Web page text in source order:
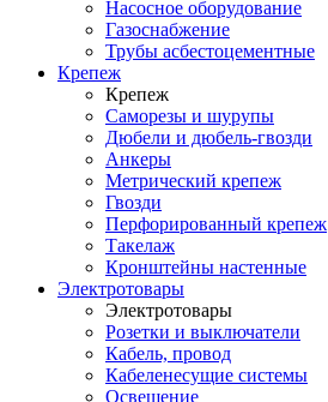
Насосное оборудование
Газоснабжение
Трубы асбестоцементные
Крепеж
Крепеж
Саморезы и шурупы
Дюбели и дюбель-гвозди
Анкеры
Метрический крепеж
Гвозди
Перфорированный крепеж
Такелаж
Кронштейны настенные
Электротовары
Электротовары
Розетки и выключатели
Кабель, провод
Кабеленесущие системы
Освещение